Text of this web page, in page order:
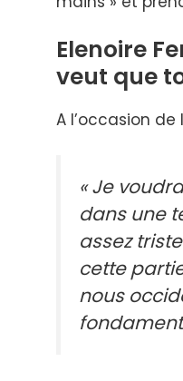
Elenoire
veut que
A l’occasion
« Je
dans une
assez
cette
nous